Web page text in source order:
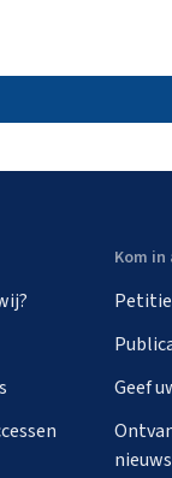
Kom
Geef